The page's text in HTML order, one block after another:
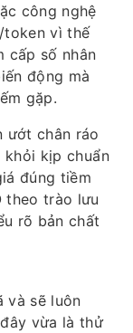
công nghệ
token vì thế
cấp số nhân
động mà
gặp.
ướt chân ráo
khỏi kịp chuẩn
đúng tiềm
theo trào lưu
rõ bản chất
và sẽ luôn
vừa là thử